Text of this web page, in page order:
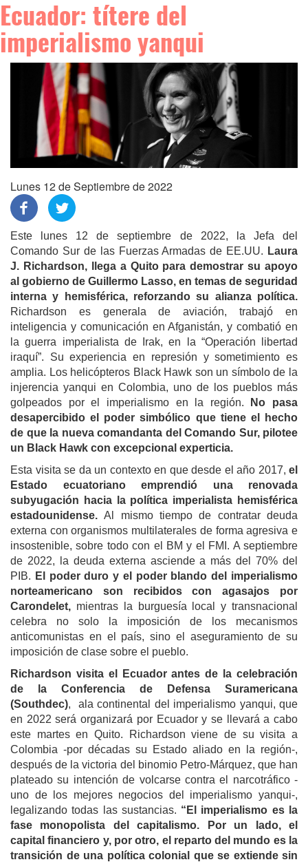
Ecuador: títere del
imperialismo yanqui
Lunes 12 de Septiembre de 2022
Este lunes 12 de septiembre de 2022, la Jefa del
Comando Sur de las Fuerzas Armadas de EE.UU. Laura
J. Richardson, llega a Quito para demostrar su apoyo
al gobierno de Guillermo Lasso, en temas de seguridad
interna y hemisférica, reforzando su alianza política.
Richardson es generala de aviación, trabajó en
inteligencia y comunicación en Afganistán, y combatió en
la guerra imperialista de Irak, en la “Operación libertad
iraquí”. Su experiencia en represión y sometimiento es
amplia. Los helicópteros Black Hawk son un símbolo de la
injerencia yanqui en Colombia, uno de los pueblos más
golpeados por el imperialismo en la región.
No pasa
desapercibido el poder simbólico que tiene el hecho
de que la nueva comandanta del Comando Sur, pilotee
un Black Hawk con excepcional experticia.
Esta visita se da un contexto en que desde el año 2017, el
Estado ecuatoriano emprendió una renovada
subyugación hacia la política imperialista hemisférica
estadounidense.Al mismo tiempo de contratar deuda
externa con organismos multilaterales de forma agresiva e
insostenible, sobre todo con el BM y el FMI. A septiembre
de 2022, la deuda externa asciende a más del 70% del
PIB. El poder duro y el poder blando del imperialismo
norteamericano son recibidos con agasajos por
Carondelet, mientras la burguesía local y transnacional
celebra no solo la imposición de los mecanismos
anticomunistas en el país, sino el aseguramiento de su
imposición de clase sobre el pueblo.
Richardson visita el Ecuador antes de la celebración
de la Conferencia de Defensa Suramericana
(Southdec), ala continental del imperialismo yanqui, que
en 2022 será organizará por Ecuador y se llevará a cabo
este martes en Quito. Richardson viene de su visita a
Colombia -por décadas su Estado aliado en la región-,
después de la victoria del binomio Petro-Márquez, que han
plateado su intención de volcarse contra el narcotráfico -
uno de los mejores negocios del imperialismo yanqui-,
legalizando todas las sustancias. “El imperialismo es la
fase monopolista del capitalismo. Por un lado, el
capital financiero y, por otro, el reparto del mundo es la
transición de una política colonial que se extiende sin